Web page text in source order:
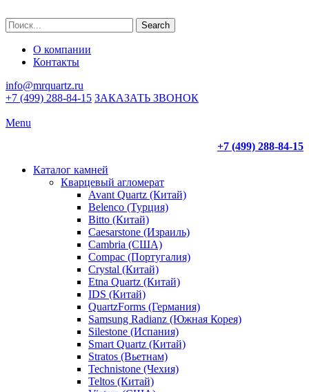
Search
О компании
Контакты
info@mrquartz.ru
+7 (499) 288-84-15 ЗАКАЗАТЬ ЗВОНОК
Menu
+7 (499) 288-84-15
Каталог камней
Кварцевый агломерат
Avant Quartz (Китай)
Belenco (Турция)
Bitto (Китай)
Caesarstone (Израиль)
Cambria (США)
Compac (Португалия)
Crystal (Китай)
Etna Quartz (Китай)
IDS (Китай)
QuartzForms (Германия)
Samsung Radianz (Южная Корея)
Silestone (Испания)
Smart Quartz (Китай)
Stratos (Вьетнам)
Technistone (Чехия)
Teltos (Китай)